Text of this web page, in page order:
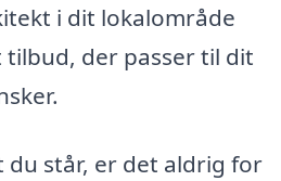
i dit lokalområde
der passer til dit
du står, er det aldrig for